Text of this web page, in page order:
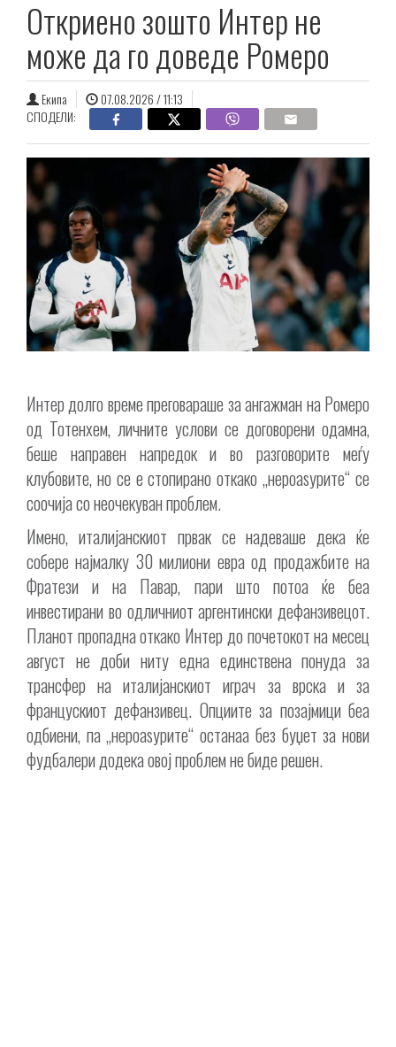
Откриено зошто Интер не
може да го доведе Ромеро
Екипа
07.08.2026 / 11:13
СПОДЕЛИ:
Интер долго време преговараше за ангажман на Ромеро
од Тотенхем, личните услови се договорени одамна,
беше направен напредок и во разговорите меѓу
клубовите, но се е стопирано откако „нероаѕурите“ се
соочија со неочекуван проблем.
Имено, италијанскиот првак се надеваше дека ќе
собере најмалку 30 милиони евра од продажбите на
Фратези и на Павар, пари што потоа ќе беа
инвестирани во одличниот аргентински дефанзивецот.
Планот пропадна откако Интер до почетокот на месец
август не доби ниту една единствена понуда за
трансфер на италијанскиот играч за врска и за
францускиот дефанзивец. Опциите за позајмици беа
одбиени, па „нероаѕурите“ останаа без буџет за нови
фудбалери додека овој проблем не биде решен.